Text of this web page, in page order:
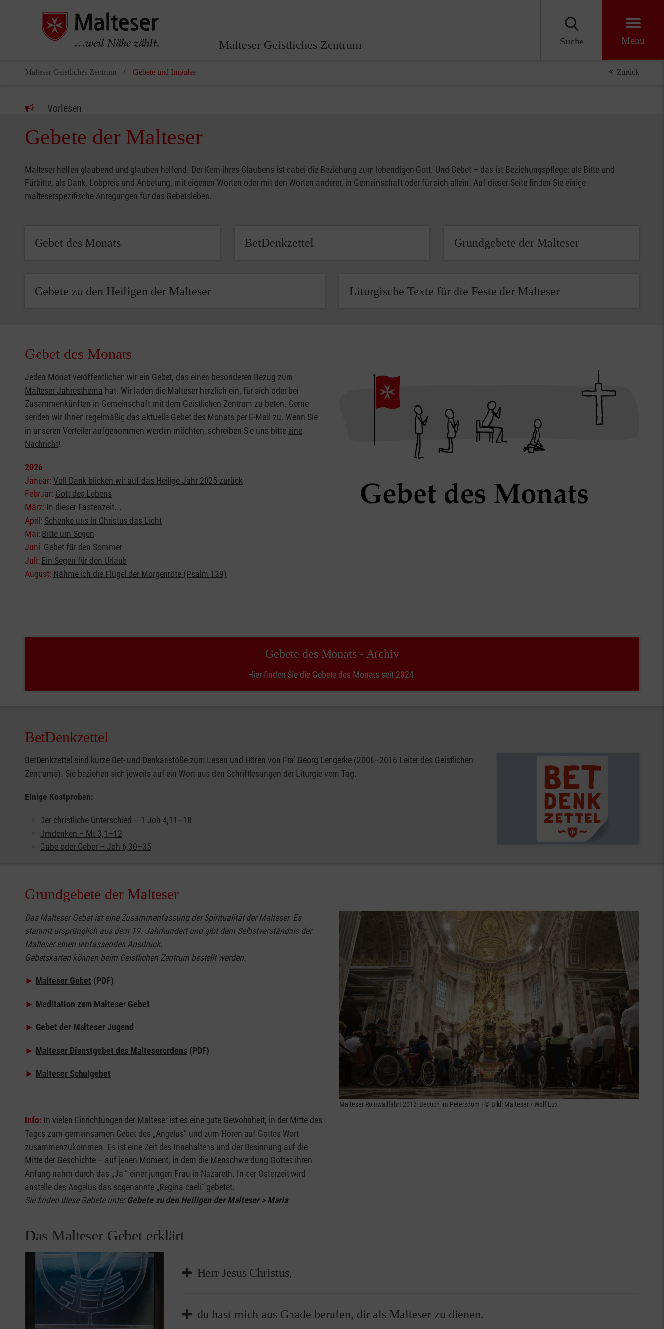
Malteser Geistliches Zentrum Suche Menu
Malteser Geistliches Zentrum Gebete und Impulse Zurück
Vorlesen
Gebete der Malteser
Malteser helfen glaubend und glauben helfend. Der Kern ihres Glaubens ist dabei die Beziehung zum lebendigen Gott. Und Gebet – das ist Beziehungspflege: als Bitte und
Fürbitte, als Dank, Lobpreis und Anbetung, mit eigenen Worten oder mit den Worten anderer, in Gemeinschaft oder für sich allein. Auf dieser Seite finden Sie einige
malteserspezifische Anregungen für das Gebetsleben.
Gebet des Monats BetDenkzettel Grundgebete der Malteser
Gebete zu den Heiligen der Malteser Liturgische Texte für die Feste der Malteser
Gebet des Monats
Jeden Monat veröffentlichen wir ein Gebet, das einen besonderen Bezug zum
Malteser Jahresthema hat. Wir laden die Malteser herzlich ein, für sich oder bei
Zusammenkünften in Gemeinschaft mit dem Geistlichen Zentrum zu beten. Gerne
senden wir Ihnen regelmäßig das aktuelle Gebet des Monats per E-Mail zu. Wenn Sie
in unseren Verteiler aufgenommen werden möchten, schreiben Sie uns bitte eine
Nachricht!
2026
Januar: Voll Dank blicken wir auf das Heilige Jahr 2025 zurück
Februar: Gott des Lebens
März: In dieser Fastenzeit...
April: Schenke uns in Christus das Licht
Mai: Bitte um Segen
Juni: Gebet für den Sommer
Juli: Ein Segen für den Urlaub
August: Nähme ich die Flügel der Morgenröte (Psalm 139)
Gebete des Monats - Archiv
Hier finden Sie die Gebete des Monats seit 2024.
BetDenkzettel
BetDenkzettel sind kurze Bet- und Denkanstöße zum Lesen und Hören von Fra’ Georg Lengerke (2008–2016 Leiter des Geistlichen
Zentrums). Sie beziehen sich jeweils auf ein Wort aus den Schriftlesungen der Liturgie vom Tag.
Einige Kostproben:
Der christliche Unterschied – 1 Joh 4,11–18
Umdenken – Mt 3,1–12
Gabe oder Geber – Joh 6,30–35
Grundgebete der Malteser
Das Malteser Gebet ist eine Zusammenfassung der Spiritualität der Malteser. Es
stammt ursprünglich aus dem 19. Jahrhundert und gibt dem Selbstverständnis der
Malteser einen umfassenden Ausdruck.
Gebetskarten können beim Geistlichen Zentrum bestelltwerden.
► Malteser Gebet (PDF)
► Meditation zum Malteser Gebet
► Gebet der Malteser Jugend​​​​
► Malteser Dienstgebet des Malteserordens (PDF)
► Malteser Schulgebet
Info: In vielen Einrichtungen der Malteser ist es eine gute Gewohnheit, in der Mitte des
Tages zum gemeinsamen Gebet des „Angelus“ und zum Hören auf Gottes Wort
zusammenzukommen. Es ist eine Zeit des Innehaltens und der Besinnung auf die
Mitte der Geschichte – auf jenen Moment, in dem die Menschwerdung Gottes ihren
Anfang nahm durch das „Ja!“ einer jungen Frau in Nazareth. In der Osterzeit wird
anstelle des Angelus das sogenannte „Regina caeli“ gebetet.
Sie finden diese Gebete unterGebete zu den Heiligen der Malteser > Maria
Malteser Romwallfahrt 2012: Besuch im Petersdom | © Bild: Malteser / Wolf Lux
Das Malteser Gebet erklärt
Herr Jesus Christus,
Unser Malteser Gebet beginnt mit der Anrufung unseres Herrn. Damit bringen wir zum Ausdruck, dass wir uns immer bewusst
sein wollen, wer es ist, zu dem wir beten.
du hast mich aus Gnade berufen, dir als Malteser zu dienen.